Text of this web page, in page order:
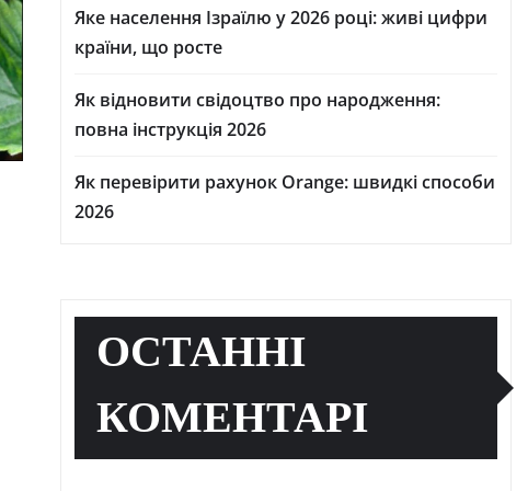
Яке населення Ізраїлю у 2026 році: живі цифри
країни, що росте
Як відновити свідоцтво про народження:
повна інструкція 2026
Як перевірити рахунок Orange: швидкі способи
2026
ОСТАННІ
КОМЕНТАРІ